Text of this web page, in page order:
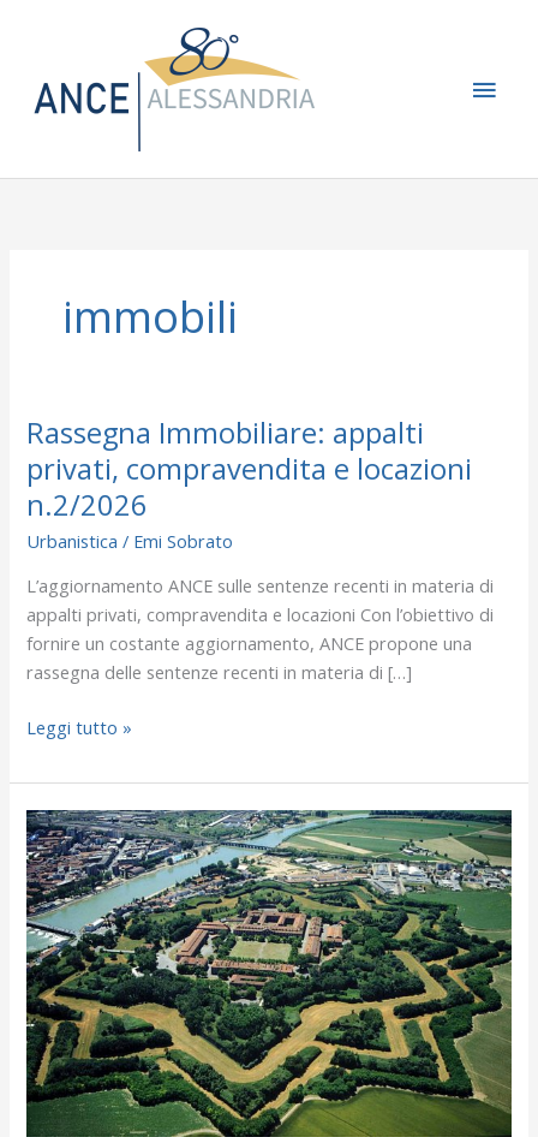
immobili
Rassegna Immobiliare: appalti
privati, compravendita e locazioni
n.2/2026
Urbanistica / Emi Sobrato
L’aggiornamento ANCE sulle sentenze recenti in materia di
appalti privati, compravendita e locazioni Con l’obiettivo di
fornire un costante aggiornamento, ANCE propone una
rassegna delle sentenze recenti in materia di […]
Rassegna
Immobiliare:
appalti
privati,
compravendita
locazioni
n.2/2026
Leggi tutto »
Demanio:
400
immobili
disponibili
per
operazioni
di
partnership